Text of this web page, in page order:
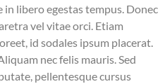
libero egestas tempus. Donec
vel vitae orci. Etiam
id sodales ipsum placerat.
nec felis mauris. Sed
pellentesque cursus